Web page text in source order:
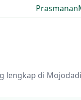
Prasmanan
lengkap di